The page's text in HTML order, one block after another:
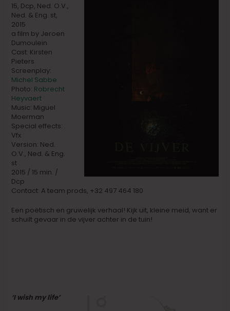
15, Dcp, Ned. O.V.,
Ned. & Eng. st,
2015
a film by Jeroen
Dumoulein
Cast: Kirsten
Pieters
Screenplay:
Michel Sabbe
Photo: Robrecht
Heyvaert
Music: Miguel
Moerman
Special effects:
Vfx
Version: Ned.
O.V., Ned. & Eng.
st
2015 / 15 min. /
Dcp
Contact: A team prods, +32 497 464 180
Een poëtisch en gruwelijk verhaal! Kijk uit, kleine meid, want er
schuilt gevaar in de vijver achter in de tuin!
‘I wish my life’